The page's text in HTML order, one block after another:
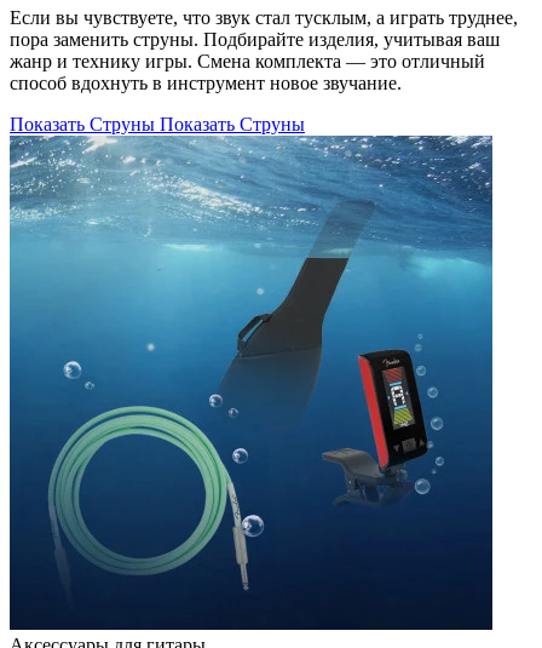
Если вы чувствуете, что звук стал тусклым, а играть труднее,
пора заменить струны. Подбирайте изделия, учитывая ваш
жанр и технику игры. Смена комплекта — это отличный
способ вдохнуть в инструмент новое звучание.
Показать Струны Показать Струны